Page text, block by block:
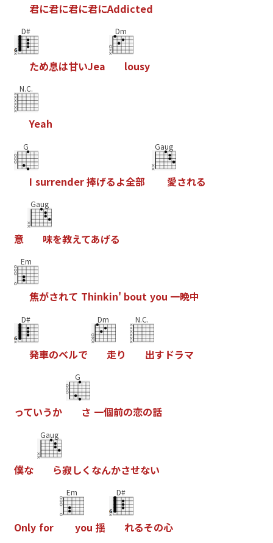
君に君に君に君にAddicted
D#
ため息は甘いJea
Dm
lousy
N.C.
Yeah
G
I surrender捧げるよ全部
Gaug
愛される
意
Gaug
味を教えてあげる
Em
焦がされて Thinkin' bout you 一晩中
D#
発車のベルで
Dm
走り
N.C.
出す ドラマ
っていうか
G
さ 一個前の恋の話
僕な
Gaug
ら寂しく なんかさせない
Only for
Em
you 揺
D#
れるその心